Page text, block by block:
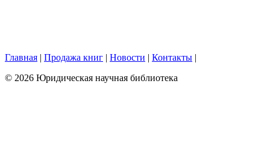
Главная | Продажа книг | Новости | Контакты |
© 2026 Юридическая научная библиотека